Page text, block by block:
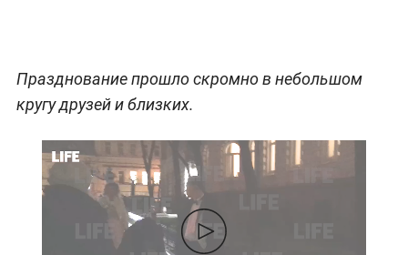
Празднование прошло скромно в небольшом
кругу друзей и близких.